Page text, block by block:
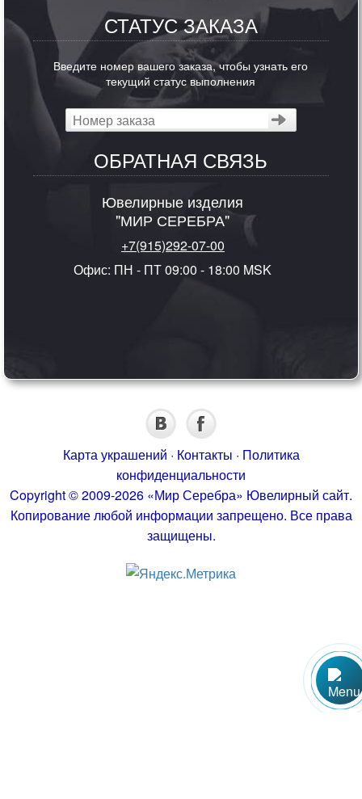
СТАТУС ЗАКАЗА
Введите номер вашего заказа, чтобы узнать его
текущий статус выполнения
ОБРАТНАЯ СВЯЗЬ
Ювелирные изделия
"МИР СЕРЕБРА"
+7(915)292-07-00
Офис: ПН - ПТ 09:00 - 18:00 MSK
Карта украшений · Контакты · Политика
конфиденциальности
Copyright © 2009-2026 «Мир Серебра» Ювелирный сайт.
Копирование любой информации запрещено. Все права
защищены.